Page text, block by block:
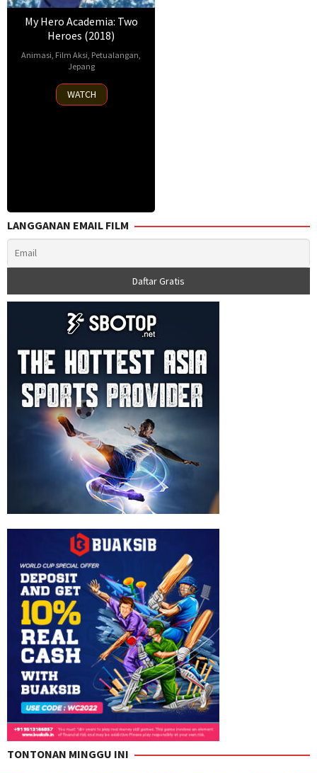
My Hero Academia: Two
Heroes (2018)
Animasi Film Aksi Petualangan
Jepang
3
Aug
Ikuro
Sato,
WATCH
LANGGANAN EMAIL FILM
TONTONAN MINGGU INI